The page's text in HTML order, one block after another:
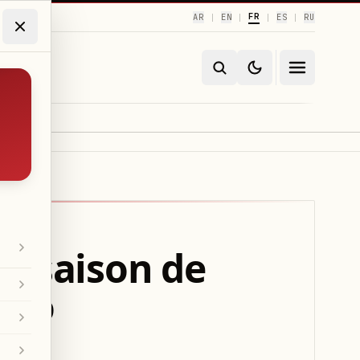
AR | EN | FR | ES | RU
saison de